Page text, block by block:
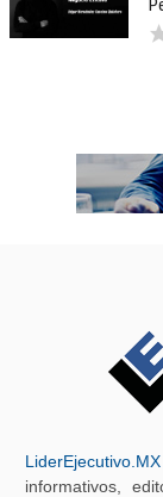
LiderEjecutivo.MX
informativos,